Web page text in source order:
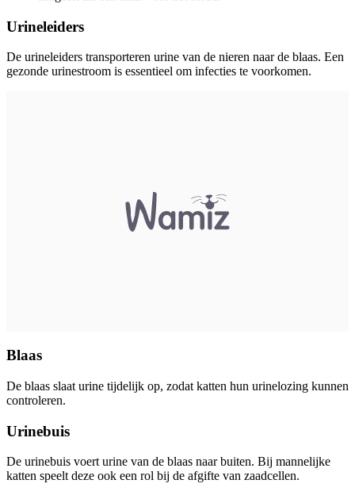
Urineleiders
De urineleiders transporteren urine van de nieren naar de blaas. Een
gezonde urinestroom is essentieel om infecties te voorkomen.
Blaas
De blaas slaat urine tijdelijk op, zodat katten hun urinelozing kunnen
controleren.
Urinebuis
De urinebuis voert urine van de blaas naar buiten. Bij mannelijke
katten speelt deze ook een rol bij de afgifte van zaadcellen.